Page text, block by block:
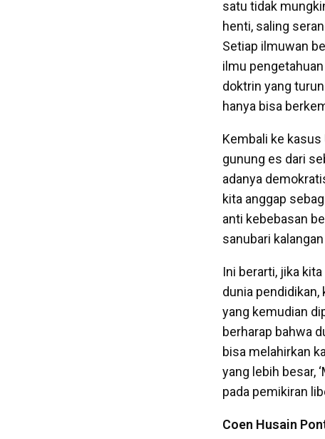
satu tidak
henti, saling
Setiap ilmuwan
ilmu
doktrin yang
hanya bisa
Kembali ke
gunung es dari
adanya
kita anggap
anti kebebasan
sanubari
Ini berarti, jika
dunia
yang kemudian
berharap bahwa
bisa melahirkan
yang lebih besar,
pada pemikiran
Coen Husain